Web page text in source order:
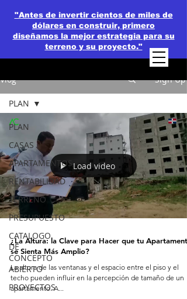
"Antes de invertir cientos de miles de
dólares en construir, primero
diseñamos la mejor estrategia para su
terreno y su proyecto."
Vlog Sign Up
PLAN
CASAS
APARTAMENTOS
RENTABILIDAD
TERRENO
PRESUPUESTO
CATALOGO
DE
CONCEPTO
ABIERTO
PROYECTOS
PLAN
Load video
¿La Altura: la Clave para Hacer que tu Apartamento
se Sienta Más Amplio?
La altura de las ventanas y el espacio entre el piso y el
techo pueden influir en la percepción de tamaño de un
apartamento. A...